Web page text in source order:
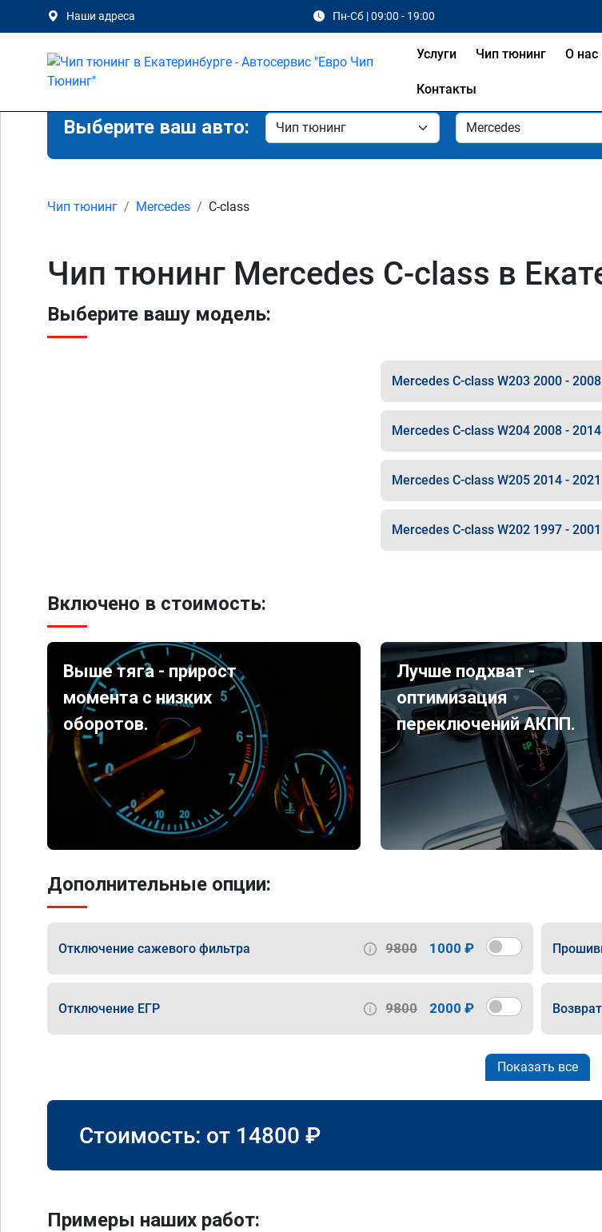
Наши адреса Пн-Сб | 09:00 - 19:00
Услуги Чип тюнинг О нас
Контакты
Выберите ваш авто:
Чип тюнинг Mercedes C-class
Чип тюнинг Mercedes C-class в
Выберите вашу модель:
Mercedes C-class W203 2000 - 2008
Mercedes C-class W204 2008 - 2014
Mercedes C-class W205 2014 - 2021
Mercedes C-class W202 1997 - 2001
Включено в стоимость:
Выше тяга - прирост
момента с низких
оборотов.
Лучше подхват -
оптимизация
переключений АКПП.
Дополнительные опции:
Отключение сажевого фильтра 9800 1000 ₽
Отключение ЕГР 9800 2000 ₽
Показать все
Стоимость: от 14800 ₽
Примеры наших работ: